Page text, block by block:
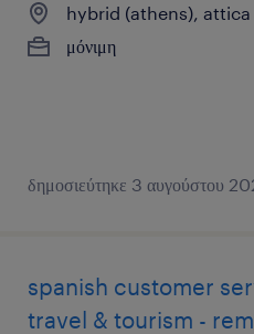
hybrid (athens), attica
μόνιμη
δημοσιεύτηκε 3 αυγούστου
spanish customer
travel & tourism -